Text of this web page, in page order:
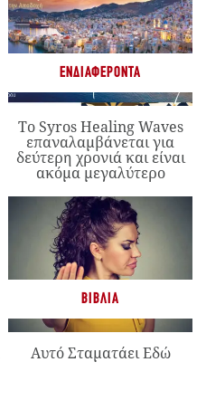
ΕΝΔΙΑΦΈΡΟΝΤΑ
Το Syros Healing Waves
επαναλαμβάνεται για
δεύτερη χρονιά και είναι
ακόμα μεγαλύτερο
ΒΙΒΛΊΑ
Αυτό Σταματάει Εδώ